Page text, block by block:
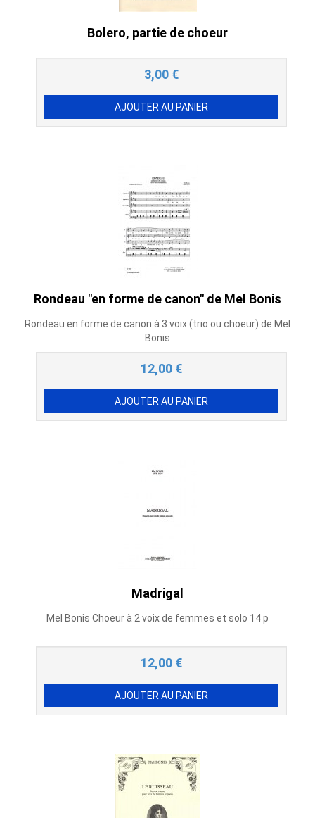
Bolero, partie de choeur
3,00 €
Rondeau "en forme de canon" de Mel Bonis
Rondeau en forme de canon à 3 voix (trio ou choeur) de Mel
Bonis
12,00 €
Madrigal
Mel Bonis Choeur à 2 voix de femmes et solo 14 p
12,00 €